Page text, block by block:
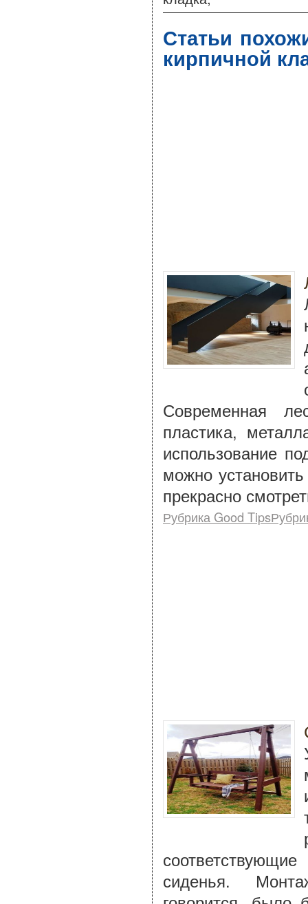
Статьи
кирпичной
Современная
пластика,
использование
можно
прекрасно
Рубрика Good
сиденья.